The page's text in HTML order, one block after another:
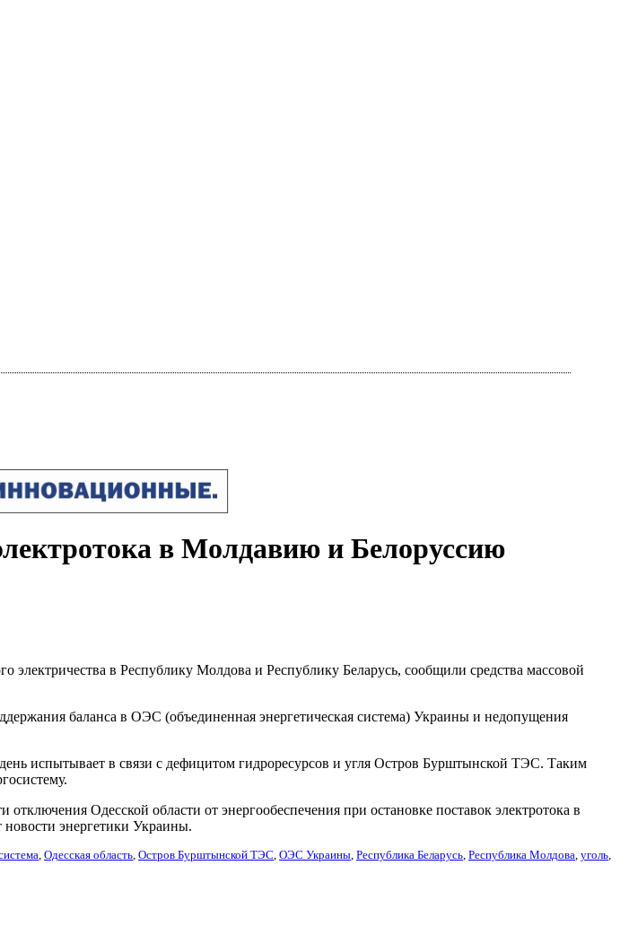
в Молдавию и Белоруссию
в Республику Молдова и Республику Беларусь, сообщили средства массовой
баланса в ОЭС (объединенная энергетическая система) Украины и недопущения
испытывает в связи с дефицитом гидроресурсов и угля Остров Бурштынской ТЭС. Таким
Одесской области от энергообеспечения при остановке поставок электротока в
энергетики Украины.
, Одесская область, Остров Бурштынской ТЭС, ОЭС Украины, Республика Беларусь, Республика Молдова, уголь,